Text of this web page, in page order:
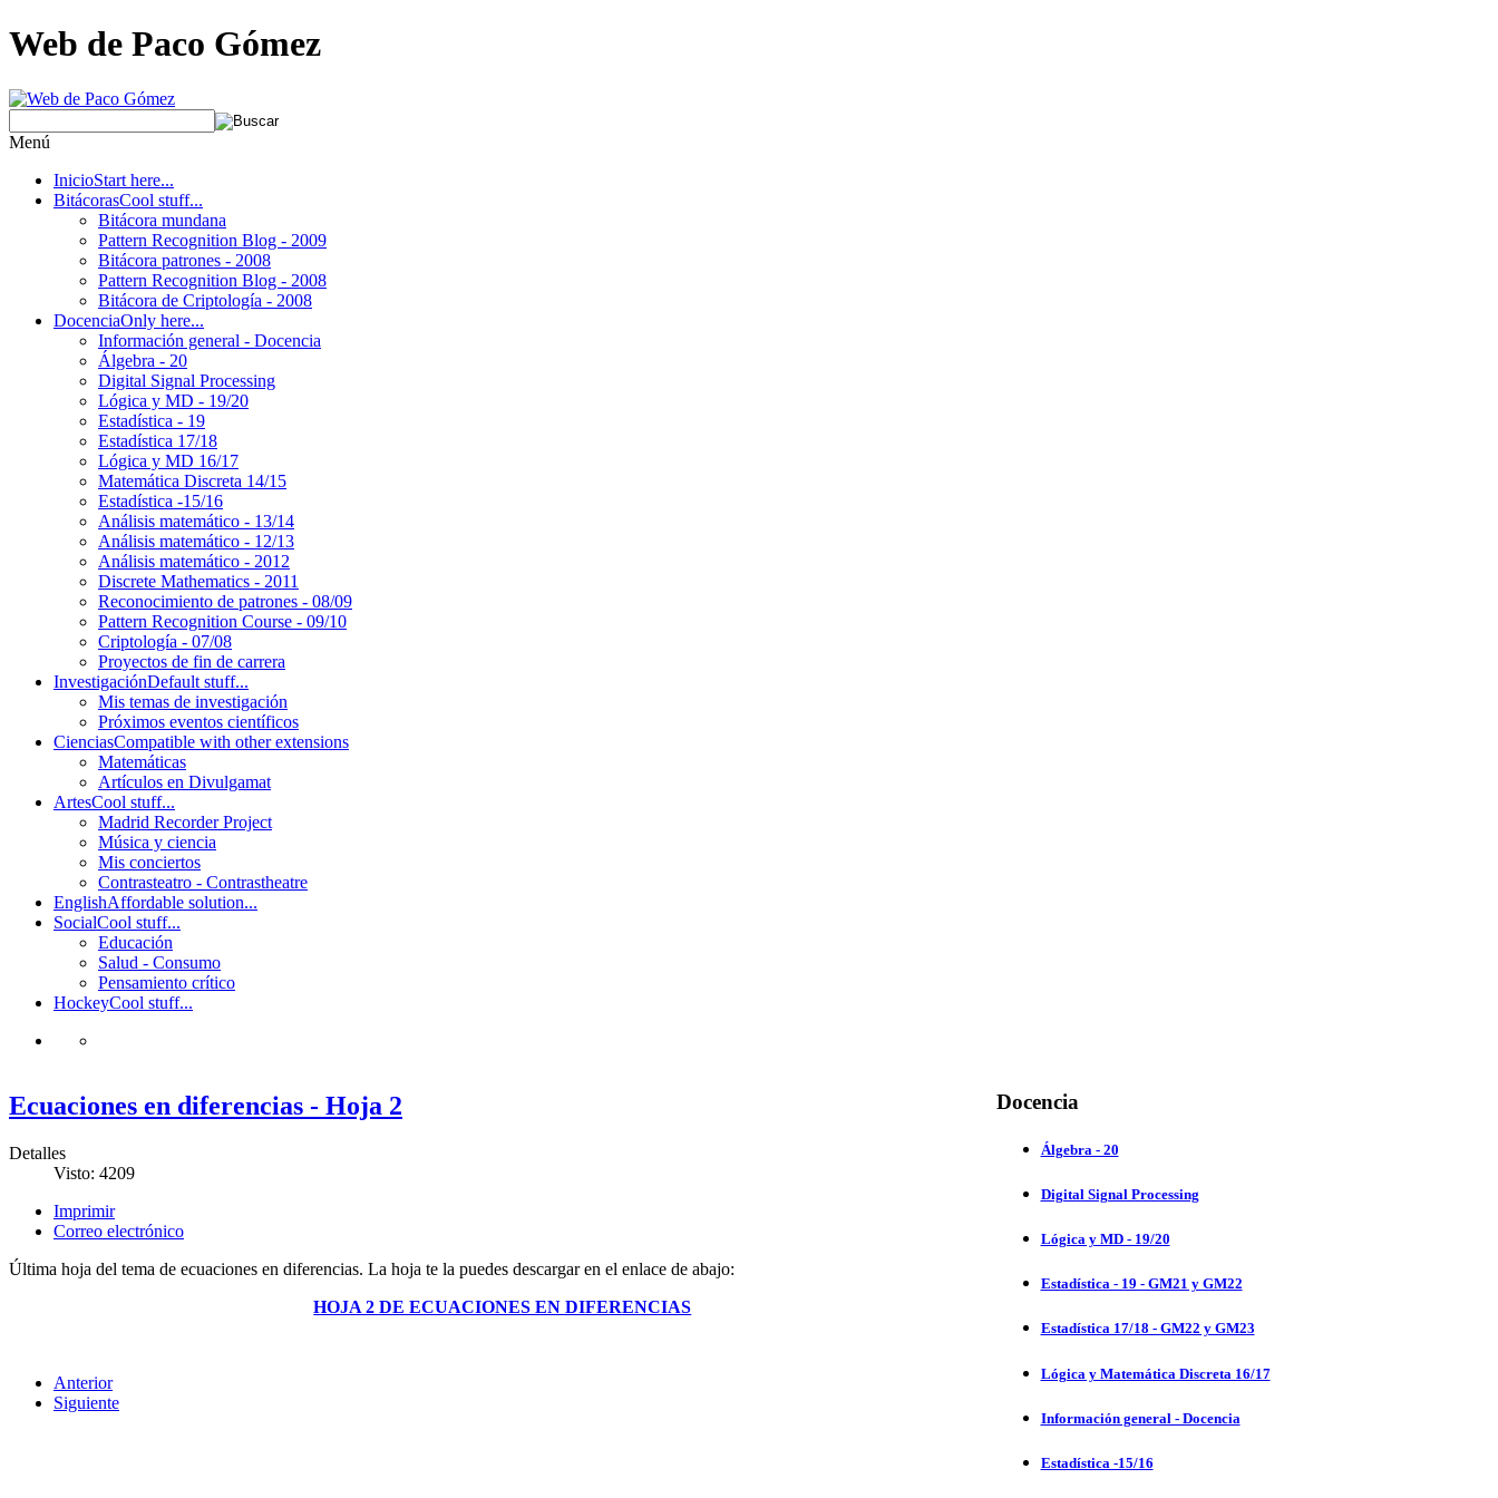
Web de Paco Gómez
Menú
InicioStart here...
BitácorasCool stuff...
Bitácora mundana
Pattern Recognition Blog - 2009
Bitácora patrones - 2008
Pattern Recognition Blog - 2008
Bitácora de Criptología - 2008
DocenciaOnly here...
Información general - Docencia
Álgebra - 20
Digital Signal Processing
Lógica y MD - 19/20
Estadística - 19
Estadística 17/18
Lógica y MD 16/17
Matemática Discreta 14/15
Estadística -15/16
Análisis matemático - 13/14
Análisis matemático - 12/13
Análisis matemático - 2012
Discrete Mathematics - 2011
Reconocimiento de patrones - 08/09
Pattern Recognition Course - 09/10
Criptología - 07/08
Proyectos de fin de carrera
InvestigaciónDefault stuff...
Mis temas de investigación
Próximos eventos científicos
CienciasCompatible with other extensions
Matemáticas
Artículos en Divulgamat
ArtesCool stuff...
Madrid Recorder Project
Música y ciencia
Mis conciertos
Contrasteatro - Contrastheatre
EnglishAffordable solution...
SocialCool stuff...
Educación
Salud - Consumo
Pensamiento crítico
HockeyCool stuff...
Ecuaciones en diferencias - Hoja 2
Detalles
Visto: 4209
Imprimir
Correo electrónico
Última hoja del tema de ecuaciones en diferencias. La hoja te la puedes descargar en el enlace de abajo:
HOJA 2 DE ECUACIONES EN DIFERENCIAS
Anterior
Siguiente
Docencia
Álgebra - 20
Digital Signal Processing
Lógica y MD - 19/20
Estadística - 19 - GM21 y GM22
Estadística 17/18 - GM22 y GM23
Lógica y Matemática Discreta 16/17
Información general - Docencia
Estadística -15/16